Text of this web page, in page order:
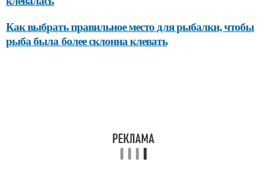
Как выбрать правильное место для рыбалки, чтобы
рыба была более склонна клевать